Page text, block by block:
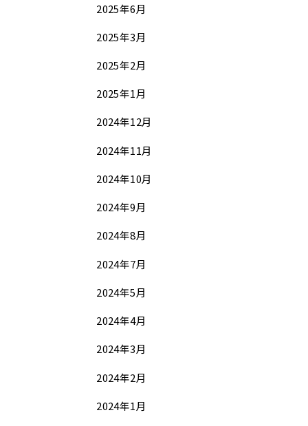
2025年6月
2025年3月
2025年2月
2025年1月
2024年12月
2024年11月
2024年10月
2024年9月
2024年8月
2024年7月
2024年5月
2024年4月
2024年3月
2024年2月
2024年1月